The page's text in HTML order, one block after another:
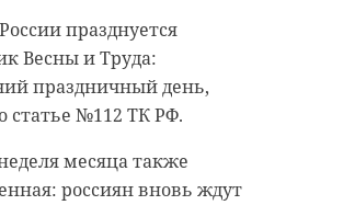
празднуется
Весны и Труда:
праздничный день,
статье №112 ТК РФ.
месяца также
россиян вновь ждут
войны с
Днем Победы. В
28 апреля, вместе с
Госдумы Светланой
он навестил Анастасию
Гарбуз.